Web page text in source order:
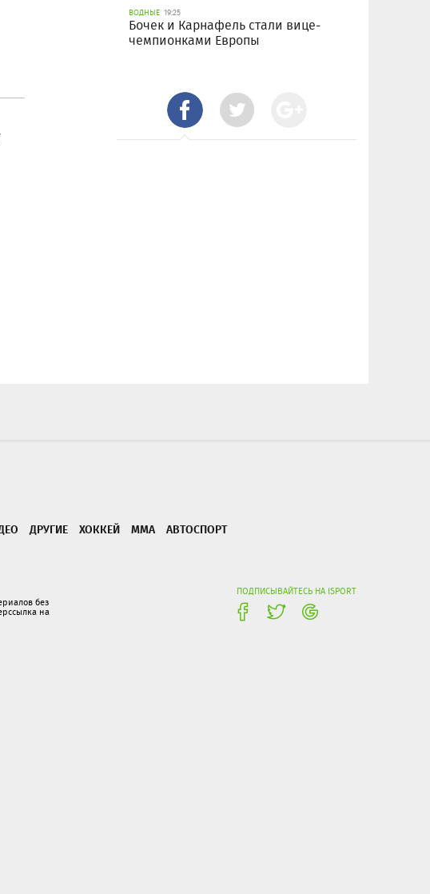
ВОДНЫЕ 19:25
Бочек и Карнафель стали вице-
чемпионками Европы
ДРУГИЕ ХОККЕЙ ММА АВТОСПОРТ
ПОДПИСЫВАЙТЕСЬ НА ISPORT
без
на